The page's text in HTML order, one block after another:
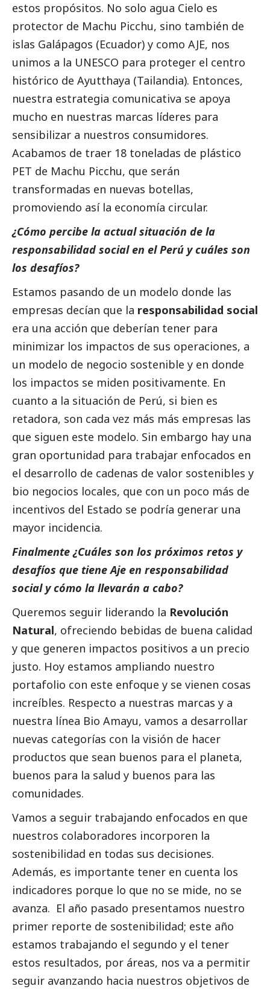
estos propósitos. No solo agua Cielo es
protector de Machu Picchu, sino también de
islas Galápagos (Ecuador) y como AJE, nos
unimos a la UNESCO para proteger el centro
histórico de Ayutthaya (Tailandia). Entonces,
nuestra estrategia comunicativa se apoya
mucho en nuestras marcas líderes para
sensibilizar a nuestros consumidores.
Acabamos de traer 18 toneladas de plástico
PET de Machu Picchu, que serán
transformadas en nuevas botellas,
promoviendo así la economía circular.
¿Cómo percibe la actual situación de la
responsabilidad socialen el Perú y cuáles son
los desafíos?
Estamos pasando de un modelo donde las
empresas decían que la responsabilidad social
era una acción que deberían tener para
minimizar los impactos de sus operaciones, a
un modelo de negocio sostenible y en donde
los impactos se miden positivamente. En
cuanto a la situación de Perú, si bien es
retadora, son cada vez más más empresas las
que siguen este modelo. Sin embargo hay una
gran oportunidad para trabajar enfocados en
el desarrollo de cadenas de valor sostenibles y
bio negocios locales, que con un poco más de
incentivos del Estado se podría generar una
mayor incidencia.
Finalmente ¿Cuáles son los próximos retos y
desafíos que tiene Aje en responsabilidad
socialy cómo la llevarán a cabo?
Queremos seguir liderando la Revolución
Natural, ofreciendo bebidas de buena calidad
y que generen impactos positivos a un precio
justo. Hoy estamos ampliando nuestro
portafolio con este enfoque y se vienen cosas
increíbles. Respecto a nuestras marcas y a
nuestra línea Bio Amayu, vamos a desarrollar
nuevas categorías con la visión de hacer
productos que sean buenos para el planeta,
buenos para la salud y buenos para las
comunidades.
Vamos a seguir trabajando enfocados en que
nuestros colaboradores incorporen la
sostenibilidad en todas sus decisiones.
Además, es importante tener en cuenta los
indicadores porque lo que no se mide, no se
avanza. El año pasado presentamos nuestro
primer reporte de sostenibilidad; este año
estamos trabajando el segundo y el tener
estos resultados, por áreas, nos va a permitir
seguir avanzando hacia nuestros objetivos de